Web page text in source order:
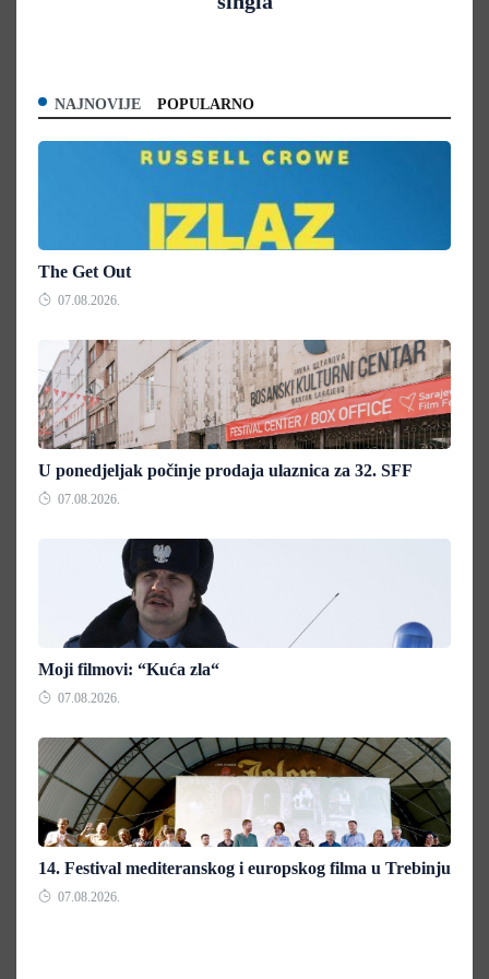
NAJNOVIJE POPULARNO
The Get Out
07.08.2026.
U ponedjeljak počinje prodaja ulaznica za 32. SFF
07.08.2026.
Moji filmovi: “Kuća zla“
07.08.2026.
14. Festival mediteranskog i europskog filma u Trebinju
07.08.2026.